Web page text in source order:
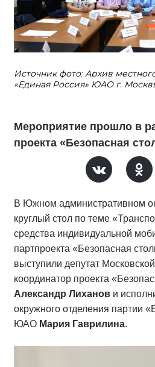
Источник фото: Архив
«Единая Россия» ЮАО г.
Мероприятие прошло в
проекта «Безопасная
В Южном административном
круглый стол по теме
средства индивидуальной
партпроекта «Безопасная
выступили депутат
координатор проекта
Александр Лиханов и
окружного отделения партии
ЮАО Мария Гаврилина.